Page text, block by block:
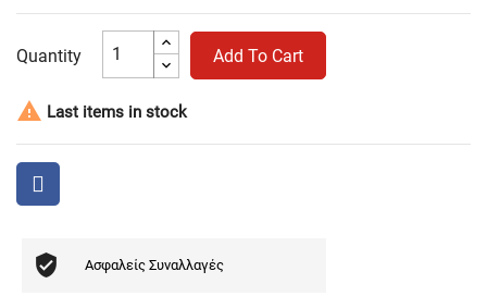
Quantity Add To Cart
 Last items in stock
Ασφαλείς Συναλλαγές